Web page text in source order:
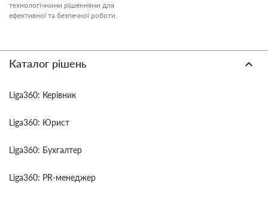
технологічними рішеннями для
ефективної та безпечної роботи.
Каталог рішень
Liga360: Керівник
Liga360: Юрист
Liga360: Бухгалтер
Liga360: PR-менеджер